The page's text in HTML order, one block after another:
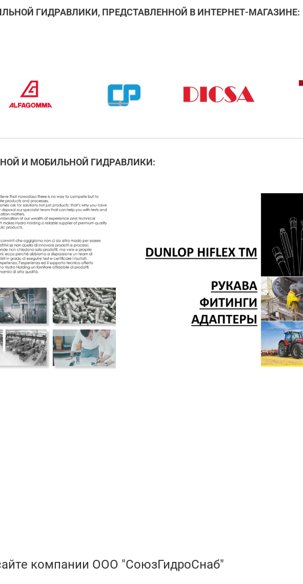
ГИДРАВЛИКИ, ПРЕДСТАВЛЕННОЙ В ИНТЕРНЕТ-МАГАЗИНЕ:
И МОБИЛЬНОЙ ГИДРАВЛИКИ:
компании ООО "СоюзГидроСнаб"